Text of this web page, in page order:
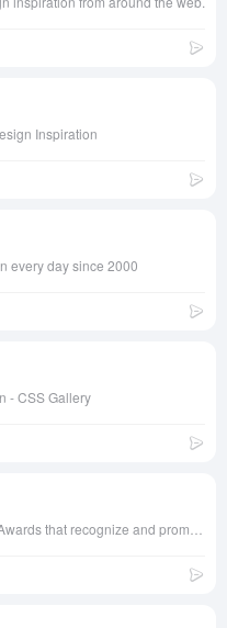
Inspiration
every day since 2000
- CSS Gallery